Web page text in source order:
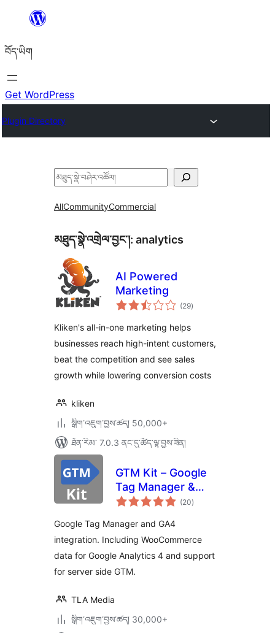
content
བོད་ཡིག
Get WordPress
Plugin Directory
བཤེར་
AllCommunityCommercial
མཐུད་སྣེ་འགྲེལ་བྱང་།: analytics
AI Powered
Marketing
(29གདེང་
འཇོག་
)
Kliken's all-in-one marketing helps
businesses reach high-intent customers,
beat the competition and see sales
growth while lowering conversion costs
kliken
སྒྲིག་འཇུག་བྱས་ཚད། 50,000+
ཐོན་རིམ་ 7.0.3 ནང་དུ་ཚོད་ལྟ་བྱས་ཟིན།
GTM Kit – Google
Tag Manager &
GA4 integration
(20གདེང་
འཇོག་
)
Google Tag Manager and GA4
integration. Including WooCommerce
data for Google Analytics 4 and support
for server side GTM.
TLA Media
སྒྲིག་འཇུག་བྱས་ཚད། 30,000+